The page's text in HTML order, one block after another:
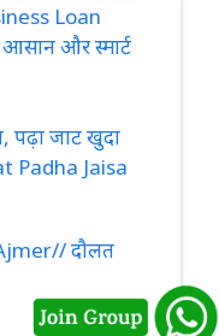
Loan
और स्मार्ट
पढ़ा जाट खुदा
Padha Jaisa
दौलत